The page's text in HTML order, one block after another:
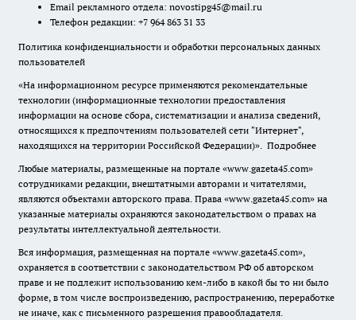
Email рекламного отдела: novostipg45@mail.ru
Телефон редакции: +7 964 863 31 33
Политика конфиденциальности и обработки персональных данных
пользователей
«На информационном ресурсе применяются рекомендательные
технологии (информационные технологии предоставления
информации на основе сбора, систематизации и анализа сведений,
относящихся к предпочтениям пользователей сети "Интернет",
находящихся на территории Российской Федерации)». Подробнее
Любые материалы, размещенные на портале «www.gazeta45.com»
сотрудниками редакции, внештатными авторами и читателями,
являются объектами авторского права. Права «www.gazeta45.com» на
указанные материалы охраняются законодательством о правах на
результаты интеллектуальной деятельности.
Вся информация, размещенная на портале «www.gazeta45.com»,
охраняется в соответствии с законодательством РФ об авторском
праве и не подлежит использованию кем-либо в какой бы то ни было
форме, в том числе воспроизведению, распространению, переработке
не иначе, как с письменного разрешения правообладателя.